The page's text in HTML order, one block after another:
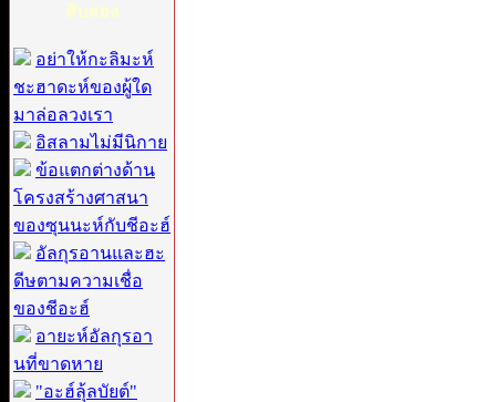
สิบสอง
อย่าให้กะลิมะห์
ชะฮาดะห์ของผู้ใด
มาล่อลวงเรา
อิสลามไม่มีนิกาย
ข้อแตกต่างด้าน
โครงสร้างศาสนา
ของซุนนะห์กับชีอะฮ์
อัลกุรอานและฮะ
ดีษตามความเชื่อ
ของชีอะฮ์
อายะห์อัลกุรอา
นที่ขาดหาย
"อะฮ์ลุ้ลบัยต์"